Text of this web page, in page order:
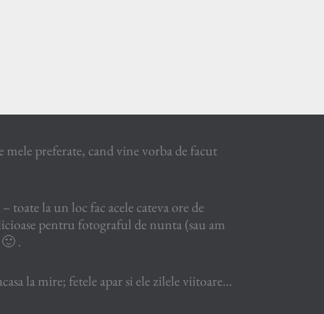
preferate, cand vine vorba de facut
toate la un loc fac acele cateva ore de
pentru fotograful de nunta (sau am
.
la mire; fetele apar si ele zilele viitoare…